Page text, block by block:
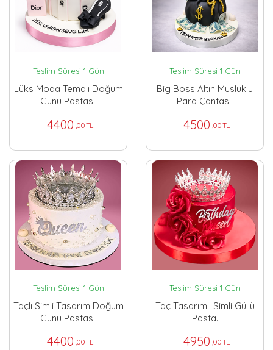
Teslim Süresi 1 Gün
Lüks Moda Temalı Doğum
Günü Pastası.
4400 ,00 TL
Teslim Süresi 1 Gün
Big Boss Altın Musluklu
Para Çantası.
4500 ,00 TL
Teslim Süresi 1 Gün
Taçlı Simli Tasarım Doğum
Günü Pastası.
4400 ,00 TL
Teslim Süresi 1 Gün
Taç Tasarımlı Simli Güllü
Pasta.
4950 ,00 TL